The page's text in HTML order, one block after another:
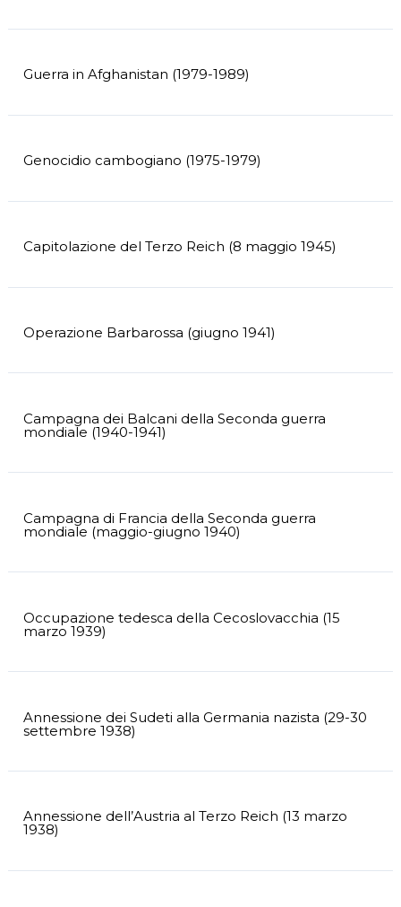
Guerra in Afghanistan (1979-1989)
Genocidio cambogiano (1975-1979)
Capitolazione del Terzo Reich (8 maggio 1945)
Operazione Barbarossa (giugno 1941)
Campagna dei Balcani della Seconda guerra
mondiale (1940-1941)
Campagna di Francia della Seconda guerra
mondiale (maggio-giugno 1940)
Occupazione tedesca della Cecoslovacchia (15
marzo 1939)
Annessione dei Sudeti alla Germania nazista (29-30
settembre 1938)
Annessione dell’Austria al Terzo Reich (13 marzo
1938)